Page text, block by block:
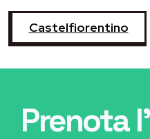
Castelfiorentino
Prenota